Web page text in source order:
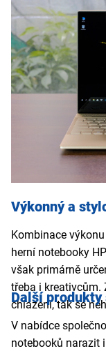
Výkonný a
Kombinace
herní notebooky
však primárně
třeba i kreativcům.
chlazení, tak se
Další
V nabídce
notebooků narazit